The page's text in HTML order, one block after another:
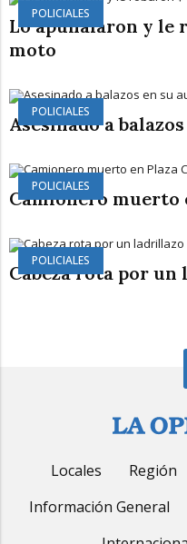
POLICIALES
Lo apuñalaron y le
moto
POLICIALES
Asesinado a
POLICIALES
Camionero muerto
POLICIALES
Cabeza rota por
Locales Región
Información General